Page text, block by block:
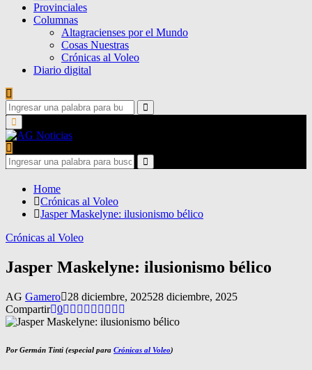
Provinciales
Columnas
Altagracienses por el Mundo
Cosas Nuestras
Crónicas al Voleo
Diario digital
Search
for:
Search
Primary
Menu
Search
for:
Search
Home
Crónicas al Voleo
Jasper Maskelyne: ilusionismo bélico
Crónicas al Voleo
Jasper Maskelyne: ilusionismo bélico
AG Gamero 28 diciembre, 202528 diciembre, 2025
Compartir 0
Por Germán Tinti (especial para Crónicas al Voleo)